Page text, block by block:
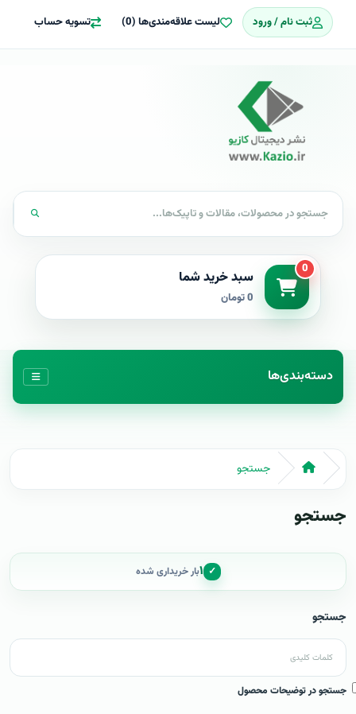
ثبت نام / ورود لیست علاقه‌مندی‌ها (0) تسویه حساب
0 سبد خرید شما
0 تومان
دسته‌بندی‌ها
جستجو
جستجو
✓ ۱بار خریداری شده
جستجو
جستجو در توضیحات محصول